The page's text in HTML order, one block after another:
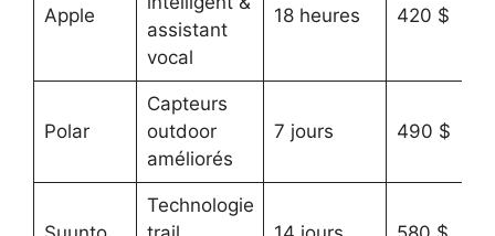
Apple
assistant
vocal
18 heures 420 $
Polar
Capteurs
outdoor
améliorés
7 jours 490 $
Technologie